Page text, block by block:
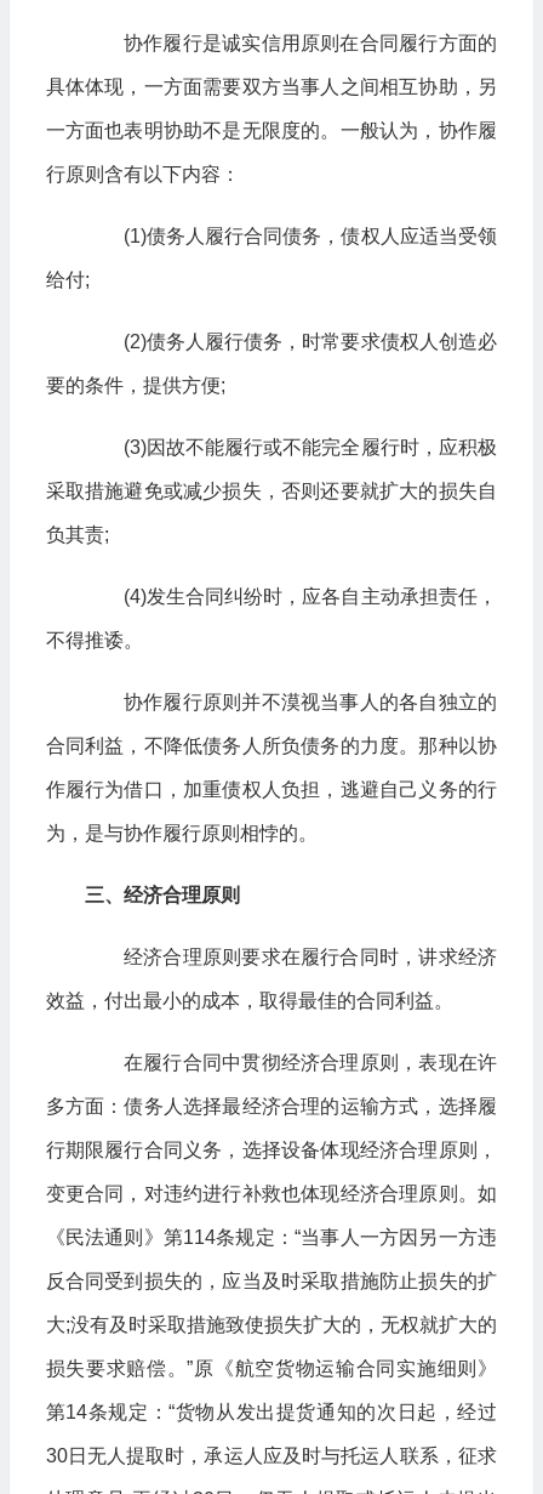
协作履行是诚实信用原则在合同履行方面的
具体体现，一方面需要双方当事人之间相互协助，另
一方面也表明协助不是无限度的。一般认为，协作履
行原则含有以下内容：
(1)债务人履行合同债务，债权人应适当受领
给付;
(2)债务人履行债务，时常要求债权人创造必
要的条件，提供方便;
(3)因故不能履行或不能完全履行时，应积极
采取措施避免或减少损失，否则还要就扩大的损失自
负其责;
(4)发生合同纠纷时，应各自主动承担责任，
不得推诿。
协作履行原则并不漠视当事人的各自独立的
合同利益，不降低债务人所负债务的力度。那种以协
作履行为借口，加重债权人负担，逃避自己义务的行
为，是与协作履行原则相悖的。
三、经济合理原则
经济合理原则要求在履行合同时，讲求经济
效益，付出最小的成本，取得最佳的合同利益。
在履行合同中贯彻经济合理原则，表现在许
多方面：债务人选择最经济合理的运输方式，选择履
行期限履行合同义务，选择设备体现经济合理原则，
变更合同，对违约进行补救也体现经济合理原则。如
《民法通则》第114条规定：“当事人一方因另一方违
反合同受到损失的，应当及时采取措施防止损失的扩
大;没有及时采取措施致使损失扩大的，无权就扩大的
损失要求赔偿。”原《航空货物运输合同实施细则》
第14条规定：“货物从发出提货通知的次日起，经过
30日无人提取时，承运人应及时与托运人联系，征求